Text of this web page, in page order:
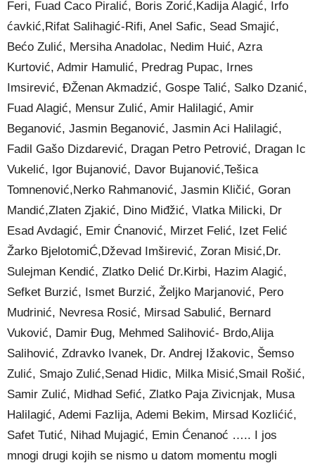
Feri, Fuad Caco Piralić, Boris Zorić,Kadija Alagić, Irfo
ćavkić,Rifat Salihagić-Rifi, Anel Safic, Sead Smajić,
Bećo Zulić, Mersiha Anadolac, Nedim Huić, Azra
Kurtović, Admir Hamulić, Predrag Pupac, Irnes
Imsirević, ĐŽenan Akmadzić, Gospe Talić, Salko Dzanić,
Fuad Alagić, Mensur Zulić, Amir Halilagić, Amir
Beganović, Jasmin Beganović, Jasmin Aci Halilagić,
Fadil Gašo Dizdarević, Dragan Petro Petrović, Dragan Ic
Vukelić, Igor Bujanović, Davor Bujanović,Tešica
Tomnenović,Nerko Rahmanović, Jasmin Kličić, Goran
Mandić,Zlaten Zjakić, Dino Miđžić, Vlatka Milicki, Dr
Esad Avdagić, Emir Ćnanović, Mirzet Felić, Izet Felić
Žarko BjelotomiĆ,Dževad Imširević, Zoran Misić,Dr.
Sulejman Kendić, Zlatko Delić Dr.Kirbi, Hazim Alagić,
Sefket Burzić, Ismet Burzić, Željko Marjanović, Pero
Mudrinić, Nevresa Rosić, Mirsad Sabulić, Bernard
Vuković, Damir Đug, Mehmed Salihović- Brdo,Alija
Salihović, Zdravko Ivanek, Dr. Andrej Ižakovic, Šemso
Zulić, Smajo Zulić,Senad Hidic, Milka Misić,Smail Rošić,
Samir Zulić, Midhad Sefić, Zlatko Paja Zivicnjak, Musa
Halilagić, Ademi Fazlija, Ademi Bekim, Mirsad Kozlićić,
Safet Tutić, Nihad Mujagić, Emin Ćenanoć ….. I jos
mnogi drugi kojih se nismo u datom momentu mogli